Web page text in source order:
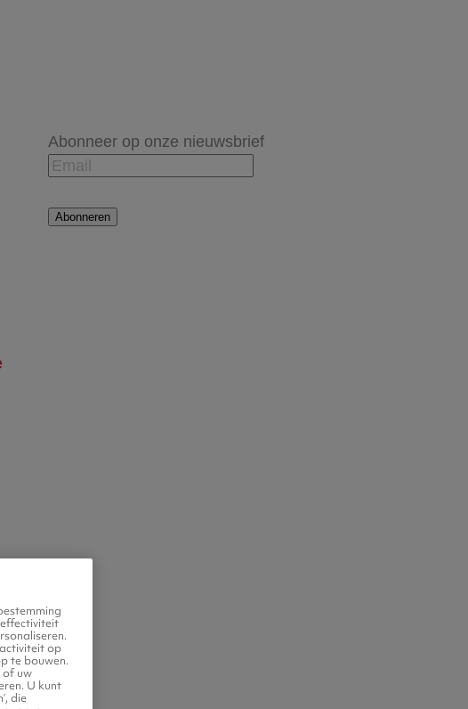
Abonneer op onze nieuwsbrief
Abonneren
op
te bouwen.
of uw
U kunt
die